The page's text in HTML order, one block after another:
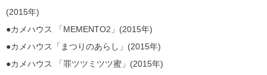
(2015年)
●カメハウス 「MEMENTO2」(2015年)
●カメハウス「まつりのあらし」(2015年)
●カメハウス 「罪ツツミツツ蜜」(2015年)